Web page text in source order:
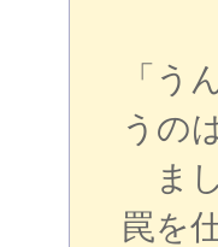
「う
うの
まし
罠を